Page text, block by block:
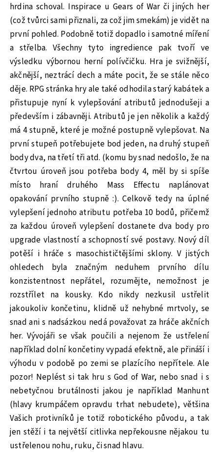
hrdina schoval. Inspirace u Gears of War či jiných her
(což tvůrci sami přiznali, za což jim smekám) je vidět na
první pohled. Podobně totiž dopadlo i samotné míření
a střelba. Všechny tyto ingredience pak tvoří ve
výsledku výbornou herní polívčičku. Hra je svižnější,
akčnější, neztrácí dech a máte pocit, že se stále něco
děje. RPG stránka hry ale také odhodila starý kabátek a
přistupuje nyní k vylepšování atributů jednodušeji a
především i zábavněji. Atributů je jen několik a každý
má 4 stupně, které je možné postupně vylepšovat. Na
první stupeň potřebujete bod jeden, na druhý stupeň
body dva, na třetí tři atd. (komu by snad nedošlo, že na
čtvrtou úroveň jsou potřeba body 4, měl by si spíše
místo hraní druhého Mass Effectu naplánovat
opakování prvního stupně :). Celkově tedy na úplné
vylepšení jednoho atributu potřeba 10 bodů, přičemž
za každou úroveň vylepšení dostanete dva body pro
upgrade vlastností a schopností své postavy. Nový díl
potěší i hráče s masochističtějšími sklony. V jistých
ohledech byla značným neduhem prvního dílu
konzistentnost nepřátel, rozumějte, nemožnost je
rozstřílet na kousky. Kdo nikdy nezkusil ustřelit
jakoukoliv končetinu, klidně už nehybné mrtvoly, se
snad ani s nadsázkou nedá považovat za hráče akčních
her. Vývojáři se však poučili a nejenom že ustřelení
například dolní končetiny vypadá efektně, ale přináší i
výhodu v podobě po zemi se plazícího nepřítele. Ale
pozor! Neplést si tak hru s God of War, nebo snad i s
nebetyčnou brutálnosti jakou je například Manhunt
(hlavy krumpáčem opravdu trhat nebudete), většina
Vašich protivníků je totiž robotického původu, a tak
jen stěží i ta největší citlivka nepřekousne nějakou tu
ustřelenou nohu, ruku, či snad hlavu.